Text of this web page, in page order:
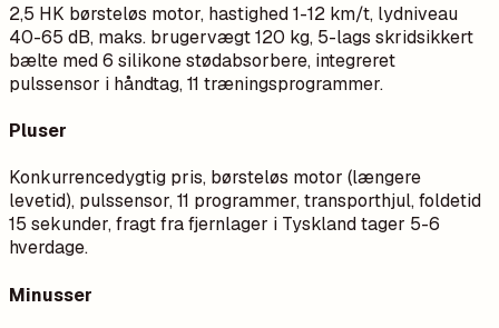
2,5 HK børsteløs motor, hastighed 1-12 km/t, lydniveau
40-65 dB, maks. brugervægt 120 kg, 5-lags skridsikkert
bælte med 6 silikone stødabsorbere, integreret
pulssensor i håndtag, 11 træningsprogrammer.
Pluser
Konkurrencedygtig pris, børsteløs motor (længere
levetid), pulssensor, 11 programmer, transporthjul, foldetid
15 sekunder, fragt fra fjernlager i Tyskland tager 5-6
hverdage.
Minusser